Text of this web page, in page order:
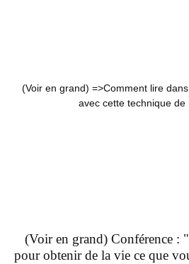
(Voir en grand) =>Comment lire
avec cette technique de
(Voir en grand) Conférence :
pour obtenir de la vie ce que